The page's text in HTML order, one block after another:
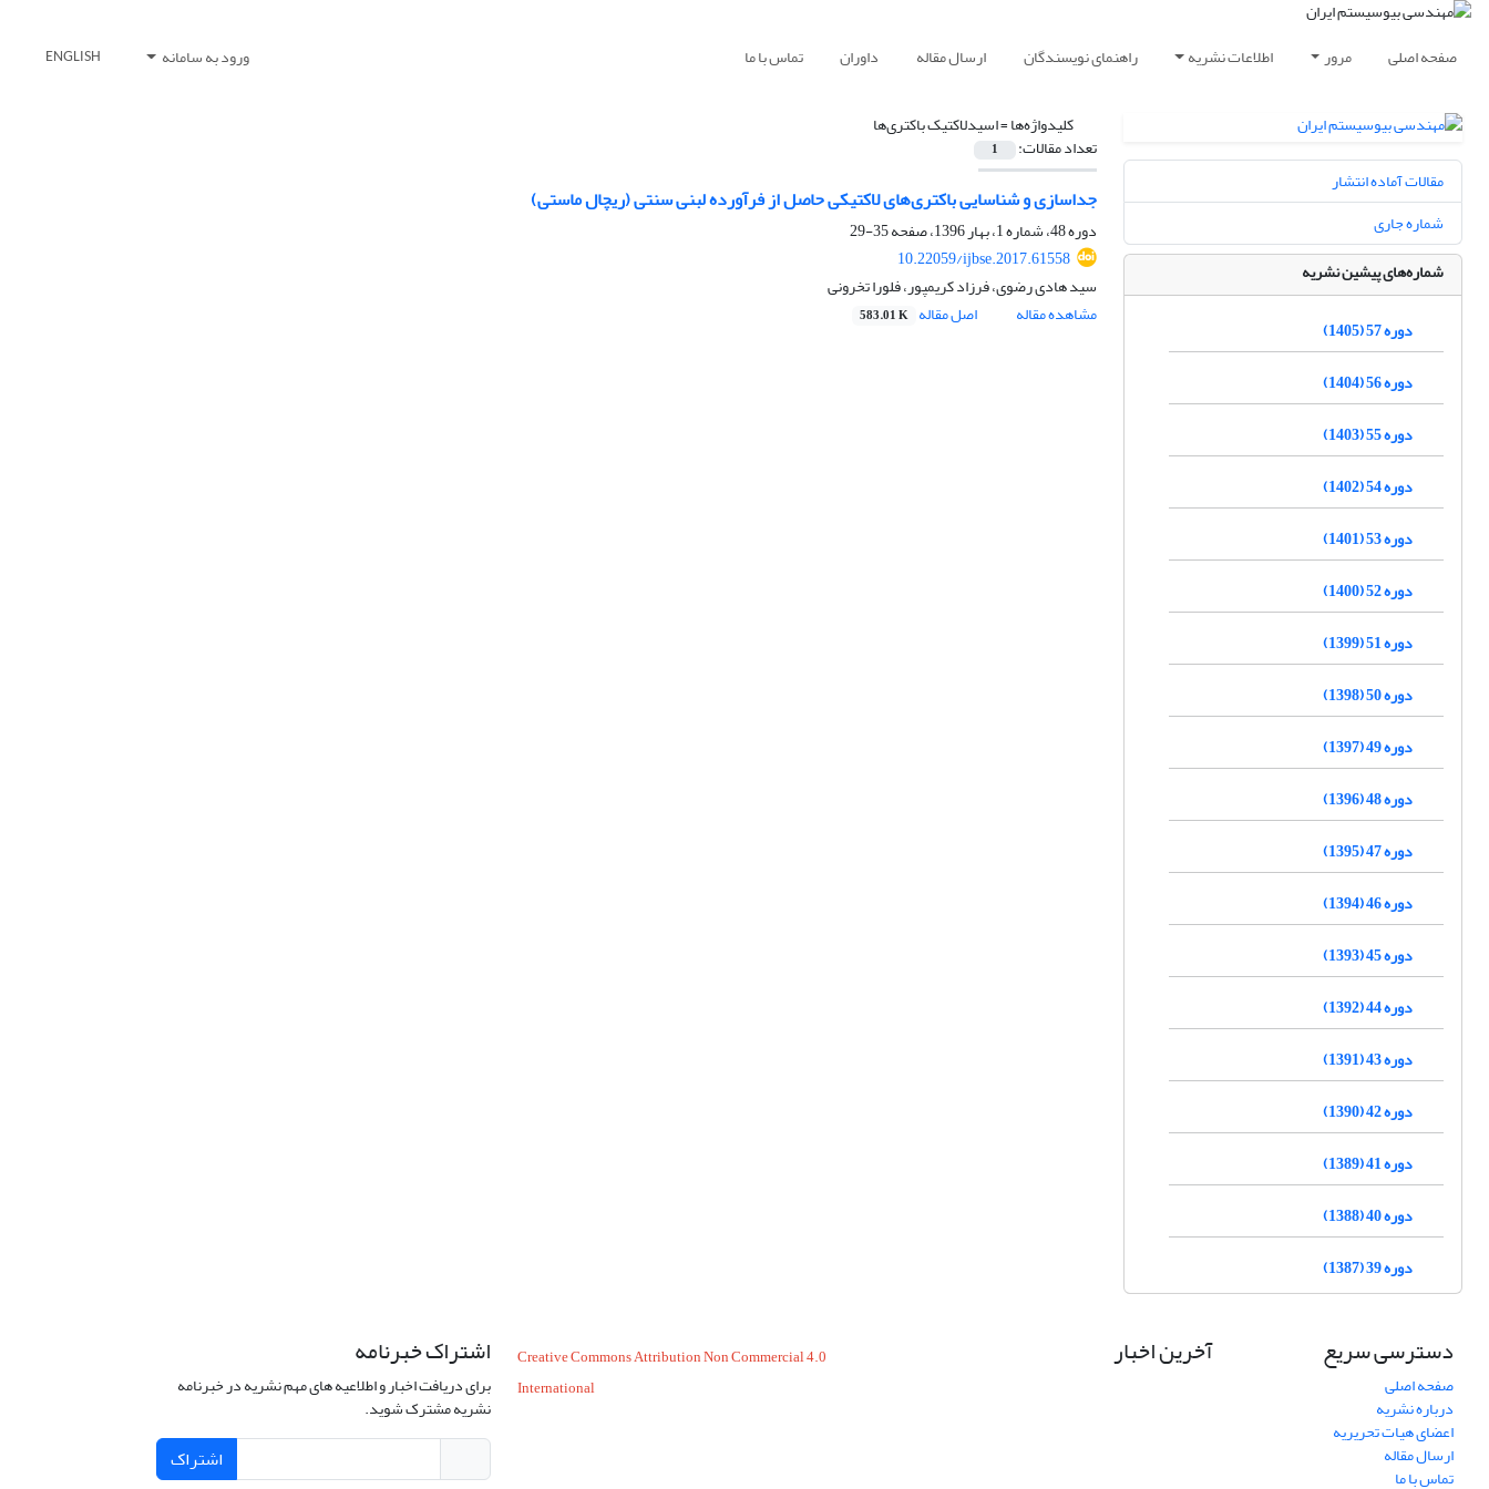
صفحه اصلی مرور اطلاعات نشریه راهنمای نویسندگان ارسال مقاله داوران تماس با ما ورود به سامانه ENGLISH
کلیدواژه‌ها =اسیدلاکتیک باکتری‌ها
تعداد مقالات: 1
جداسازی و شناسایی باکتری‌های لاکتیکی حاصل از فرآورده لبنی سنتی (ریچال ماستی)
دوره 48، شماره 1، بهار 1396، صفحه
35-29
10.22059/ijbse.2017.61558
سید هادی رضوی، فرزاد کریمپور، فلورا تخرونی
مشاهده مقاله
اصل مقاله 583.01 K
مقالات آماده انتشار
شماره جاری
شماره‌های پیشین نشریه
دوره 57 (1405)
دوره 56 (1404)
دوره 55 (1403)
دوره 54 (1402)
دوره 53 (1401)
دوره 52 (1400)
دوره 51 (1399)
دوره 50 (1398)
دوره 49 (1397)
دوره 48 (1396)
دوره 47 (1395)
دوره 46 (1394)
دوره 45 (1393)
دوره 44 (1392)
دوره 43 (1391)
دوره 42 (1390)
دوره 41 (1389)
دوره 40 (1388)
دوره 39 (1387)
دسترسی سریع
صفحه اصلی
درباره نشریه
اعضای هیات تحریریه
ارسال مقاله
تماس با ما
آخرین اخبار
Creative Commons Attribution Non Commercial 4.0
International
اشتراک خبرنامه
برای دریافت اخبار و اطلاعیه های مهم نشریه در خبرنامه
نشریه مشترک شوید.
اشتراک